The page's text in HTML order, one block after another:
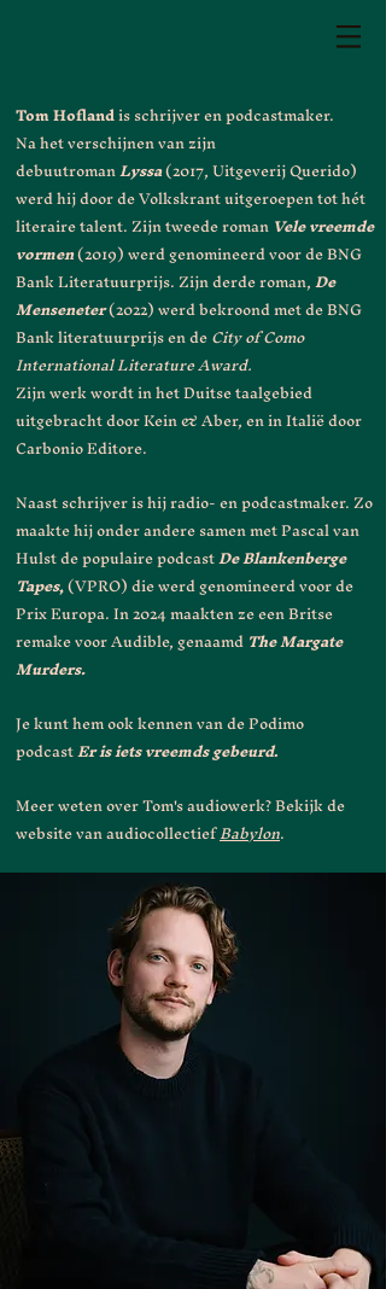
Tom Hoflandis schrijver en podcastmaker.
Na het verschijnen van zijn
debuutromanLyssa(2017, Uitgeverij Querido)
werd hij door de Volkskrant uitgeroepen tot hét
literaire talent. Zijn tweede romanVele vreemde
vormen(2019) werd genomineerd voor de BNG
Bank Literatuurprijs. Zijn derde roman,De
Menseneter(2022) werd bekroond met de BNG
Bank literatuurprijs en deCity of Como
International Literature Award.
Zijn werk wordt in het Duitse taalgebied
uitgebracht door Kein & Aber, en in Italië door
Carbonio Editore.
Naast schrijver is hij radio- en podcastmaker. Zo
maakte hij onder andere samen met Pascal van
Hulst de populaire podcastDe Blankenberge
Tapes,(VPRO) die werd genomineerd voor de
Prix Europa. In 2024 maakten ze een Britse
remake voor Audible, genaamdThe Margate
Murders.
Je kunt hem ook kennen van de Podimo
podcastEr is iets vreemds gebeurd.
Meer weten over Tom's audiowerk? Bekijk de
website van audiocollectiefBabylon.